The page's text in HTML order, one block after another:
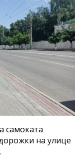
самоката
на улице